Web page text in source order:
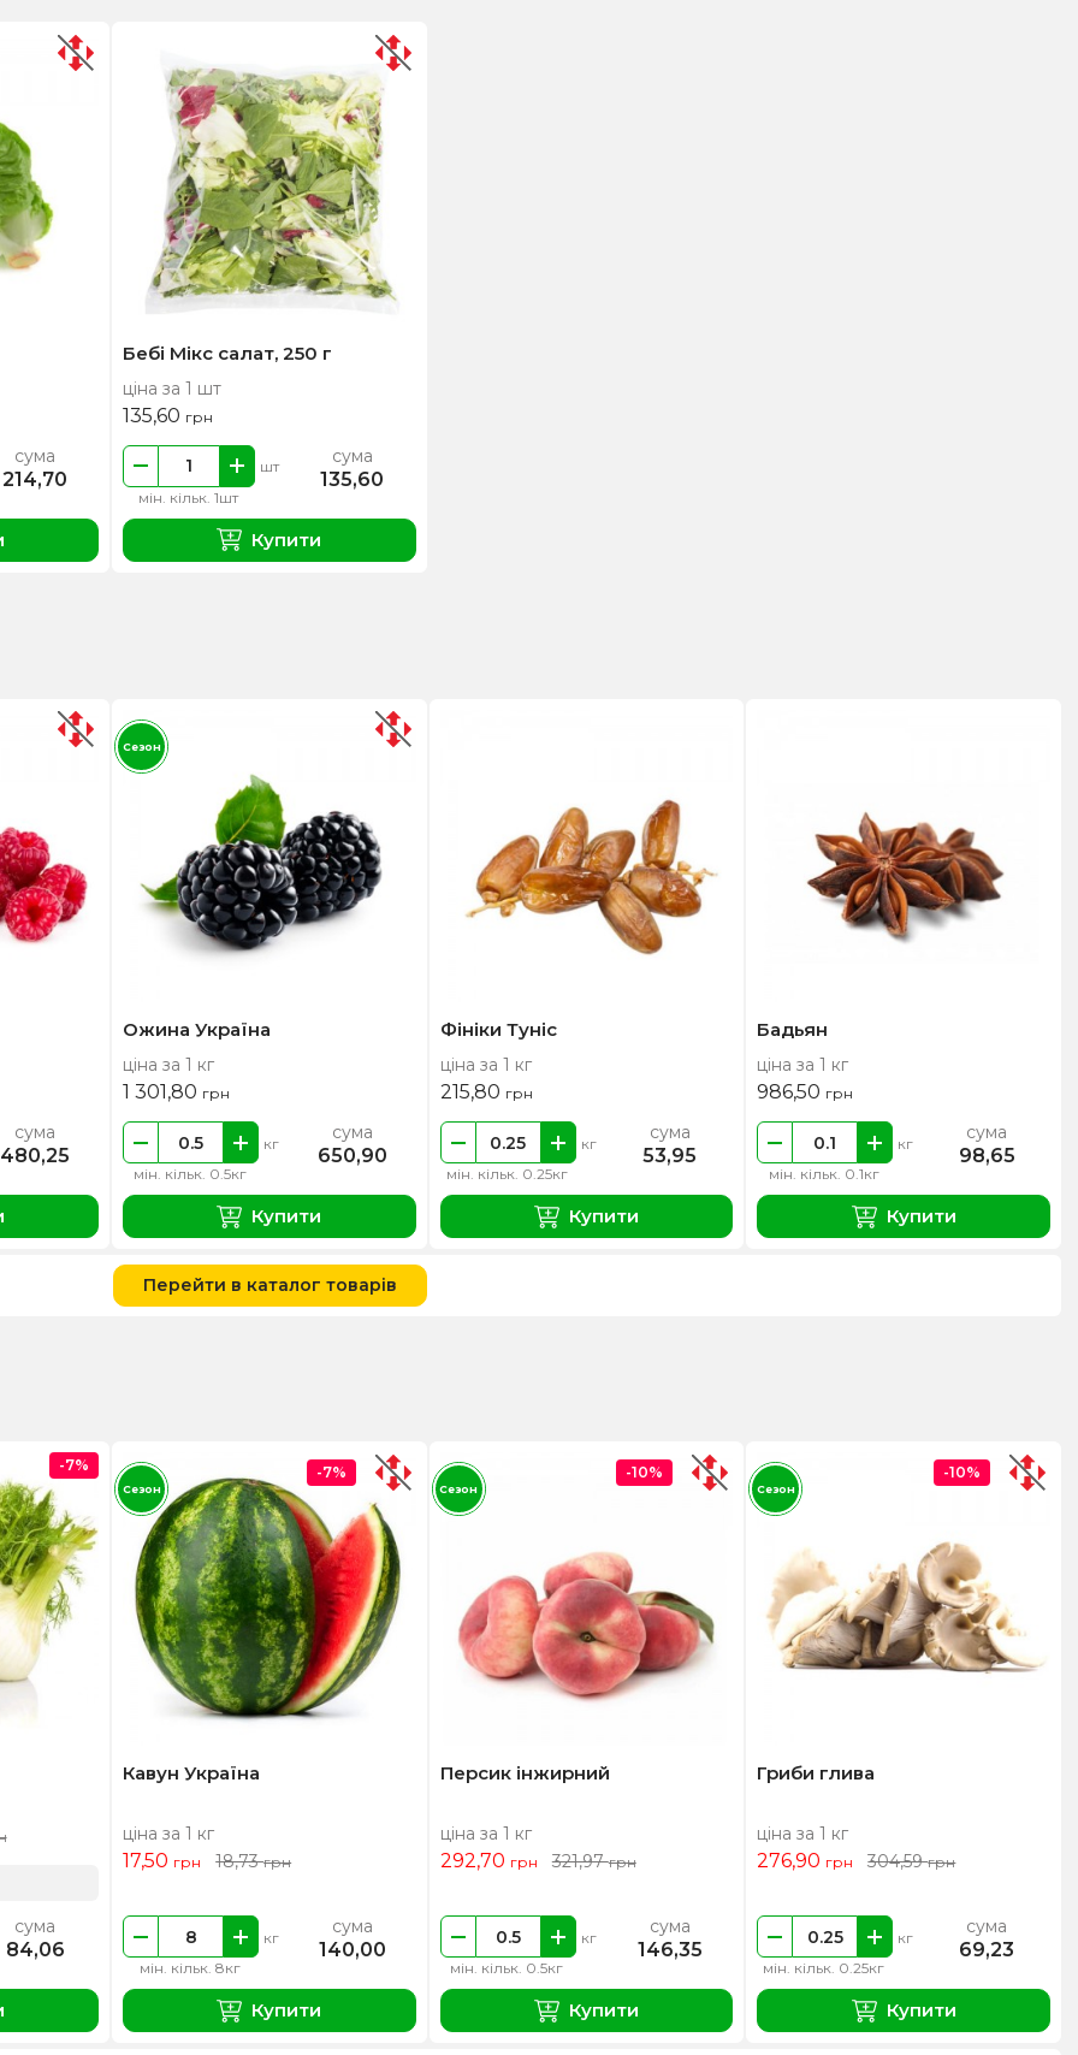
сума
214,70
Бебі Мікс салат, 250 г
ціна за 1 шт
135,60 грн
мін. кільк. 1шт
шт сума
135,60
Купити
сума
480,25
Ожина Україна
ціна за 1 кг
1 301,80 грн
мін. кільк. 0.5кг
кг сума
650,90
Купити
Сезон
Фініки Туніс
ціна за 1 кг
215,80 грн
мін. кільк. 0.25кг
кг сума
53,95
Купити
Бадьян
ціна за 1 кг
986,50 грн
мін. кільк. 0.1кг
кг сума
98,65
Купити
Перейти в каталог товарів
сума
84,06
-7%
Кавун Україна
ціна за 1 кг
17,50 грн 18,73грн
мін. кільк. 8кг
кг сума
140,00
Купити
-7%
Сезон
Персик інжирний
ціна за 1 кг
292,70 грн 321,97грн
мін. кільк. 0.5кг
кг сума
146,35
Купити
-10%
Сезон
Гриби глива
ціна за 1 кг
276,90 грн 304,59грн
мін. кільк. 0.25кг
кг сума
69,23
Купити
-10%
Сезон